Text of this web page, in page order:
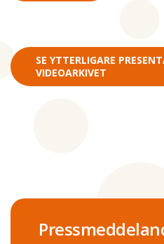
SE YTTERLIGARE
VIDEOARKIVET